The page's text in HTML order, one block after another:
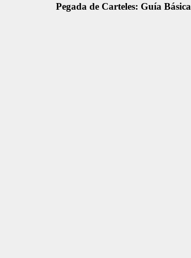
Pegada de Carteles: Guía Básica